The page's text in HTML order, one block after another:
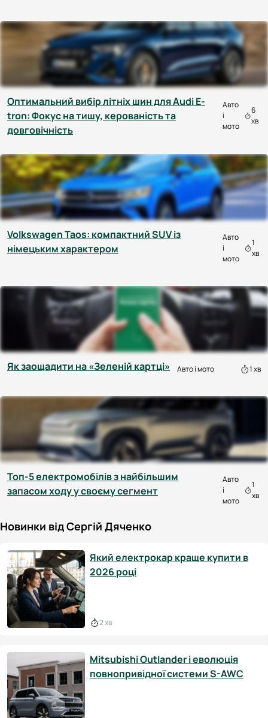
Оптимальний вибір літніх шин для Audi E-
tron: Фокус на тишу, керованість та
довговічність
Авто
і
мото
6
хв
Volkswagen Taos: компактний SUV із
німецьким характером
Авто
і
мото
1
хв
Як заощадити на «Зеленій картці» Авто і мото 1 хв
Топ-5 електромобілів з найбільшим
запасом ходу у своєму сегмент
Авто
і
мото
1
хв
Новинки від Сергій Дяченко
Який електрокар краще купити в
2026 році
2 хв
Mitsubishi Outlander і еволюція
повнопривідної системи S-AWC